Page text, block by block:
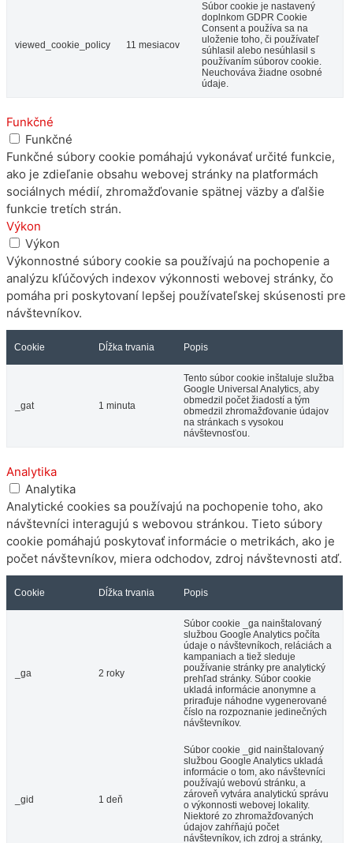
viewed_cookie_policy 11 mesiacov
Súbor cookie je nastavený
doplnkom GDPR Cookie
Consent a používa sa na
uloženie toho, či používateľ
súhlasil alebo nesúhlasil s
používaním súborov cookie.
Neuchováva žiadne osobné
údaje.
Funkčné
Funkčné
Funkčné súbory cookie pomáhajú vykonávať určité funkcie,
ako je zdieľanie obsahu webovej stránky na platformách
sociálnych médií, zhromažďovanie spätnej väzby a ďalšie
funkcie tretích strán.
Výkon
Výkon
Výkonnostné súbory cookie sa používajú na pochopenie a
analýzu kľúčových indexov výkonnosti webovej stránky, čo
pomáha pri poskytovaní lepšej používateľskej skúsenosti pre
návštevníkov.
Cookie Dĺžka trvania Popis
_gat 1 minuta
Tento súbor cookie inštaluje služba
Google Universal Analytics, aby
obmedzil počet žiadostí a tým
obmedzil zhromažďovanie údajov
na stránkach s vysokou
návštevnosťou.
Analytika
Analytika
Analytické cookies sa používajú na pochopenie toho, ako
návštevníci interagujú s webovou stránkou. Tieto súbory
cookie pomáhajú poskytovať informácie o metrikách, ako je
počet návštevníkov, miera odchodov, zdroj návštevnosti atď.
Cookie Dĺžka trvania Popis
_ga 2 roky
Súbor cookie _ga nainštalovaný
službou Google Analytics počíta
údaje o návštevníkoch, reláciách a
kampaniach a tiež sleduje
používanie stránky pre analytický
prehľad stránky. Súbor cookie
ukladá informácie anonymne a
priraďuje náhodne vygenerované
číslo na rozpoznanie jedinečných
návštevníkov.
_gid 1 deň
Súbor cookie _gid nainštalovaný
službou Google Analytics ukladá
informácie o tom, ako návštevníci
používajú webovú stránku, a
zároveň vytvára analytickú správu
o výkonnosti webovej lokality.
Niektoré zo zhromažďovaných
údajov zahŕňajú počet
návštevníkov, ich zdroj a stránky,